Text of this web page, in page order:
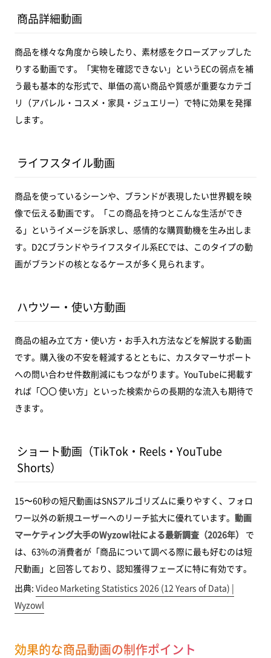
商品詳細動画
商品を様々な角度から映したり、素材感をクローズアップした
りする動画です。「実物を確認できない」というECの弱点を補
う最も基本的な形式で、単価の高い商品や質感が重要なカテゴ
リ（アパレル・コスメ・家具・ジュエリー）で特に効果を発揮
します。
ライフスタイル動画
商品を使っているシーンや、ブランドが表現したい世界観を映
像で伝える動画です。「この商品を持つとこんな生活ができ
る」というイメージを訴求し、感情的な購買動機を生み出しま
す。D2Cブランドやライフスタイル系ECでは、このタイプの動
画がブランドの核となるケースが多く見られます。
ハウツー・使い方動画
商品の組み立て方・使い方・お手入れ方法などを解説する動画
です。購入後の不安を軽減するとともに、カスタマーサポート
への問い合わせ件数削減にもつながります。YouTubeに掲載す
れば「〇〇 使い方」といった検索からの長期的な流入も期待で
きます。
ショート動画（TikTok・Reels・YouTube
Shorts）
15〜60秒の短尺動画はSNSアルゴリズムに乗りやすく、フォロ
ワー以外の新規ユーザーへのリーチ拡大に優れています。 動画
マーケティング大手のWyzowl社による最新調査（2026年）
で
は、63%の消費者が「商品について調べる際に最も好むのは短
尺動画」と回答しており、認知獲得フェーズに特に有効です。
出典: Video Marketing Statistics 2026 (12 Years of Data) |
Wyzowl
効果的な商品動画の制作ポイント